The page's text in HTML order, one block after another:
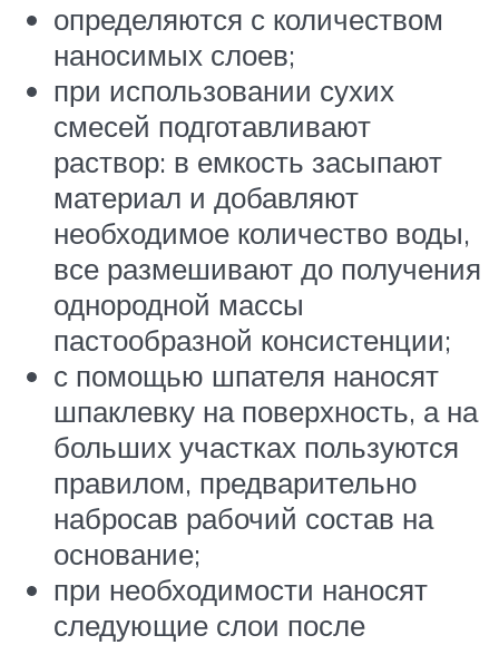
определяются с количеством
наносимых слоев;
при использовании сухих
смесей подготавливают
раствор: в емкость засыпают
материал и добавляют
необходимое количество воды,
все размешивают до получения
однородной массы
пастообразной консистенции;
с помощью шпателя наносят
шпаклевку на поверхность, а на
больших участках пользуются
правилом, предварительно
набросав рабочий состав на
основание;
при необходимости наносят
следующие слои после